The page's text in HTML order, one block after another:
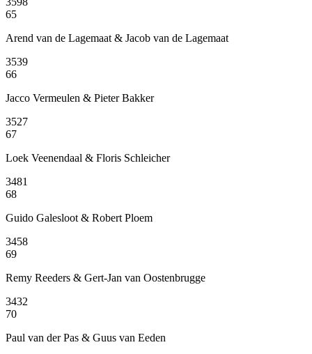
65
Arend van de Lagemaat & Jacob van de Lagemaat
3539
66
Jacco Vermeulen & Pieter Bakker
3527
67
Loek Veenendaal & Floris Schleicher
3481
68
Guido Galesloot & Robert Ploem
3458
69
Remy Reeders & Gert-Jan van Oostenbrugge
3432
70
Paul van der Pas & Guus van Eeden